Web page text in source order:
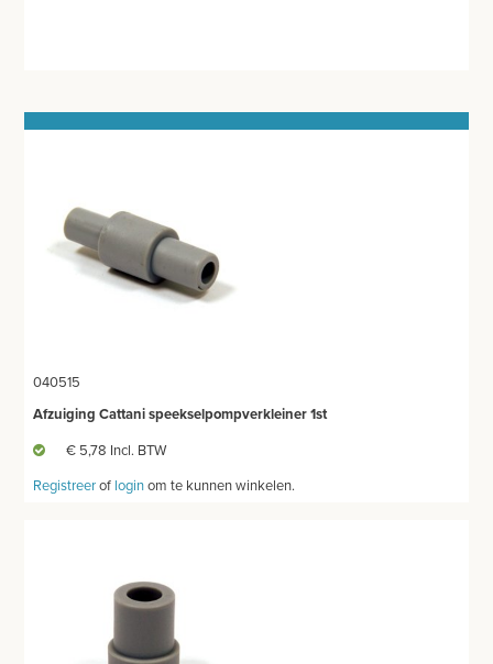
AEROSOL EN INHALATIE
IDENTIFICATIE
BLOED- EN URINEONDERZOEK
LICHTUITHARDING
VERBRUIKSMATERIAAL
INSTRUMENTEN - INOX GERIEF
TWEEDEHANDS - LIQUIDATIE
040515
Afzuiging Cattani speekselpompverkleiner 1st
€ 5,78 Incl. BTW
Registreerof loginom te kunnen winkelen.